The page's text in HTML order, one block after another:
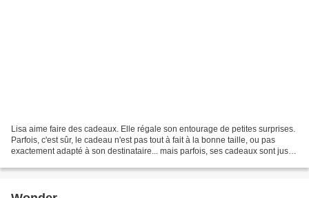
Lisa aime faire des cadeaux. Elle régale son entourage de petites surprises.
Parfois, c'est sûr, le cadeau n'est pas tout à fait à la bonne taille, ou pas
exactement adapté à son destinataire... mais parfois, ses cadeaux sont juste